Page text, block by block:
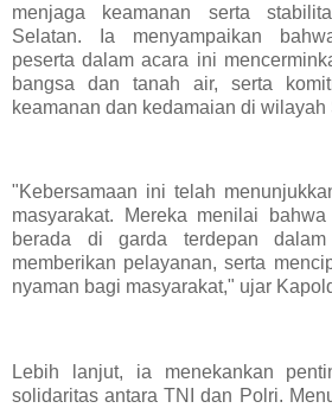
menjaga keamanan serta
Selatan. Ia menyampaikan
peserta dalam acara ini
bangsa dan tanah air, serta
keamanan dan kedamaian di wilayah
"Kebersamaan ini telah
masyarakat. Mereka menilai
berada di garda terdepan dalam
memberikan pelayanan, serta
nyaman bagi masyarakat," ujar
Lebih lanjut, ia menekankan
solidaritas antara TNI dan Polri.